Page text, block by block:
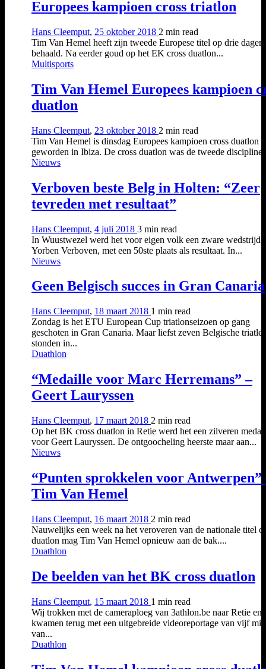
Europees kampioen cross triatlon
Hans Cleemput, 25 oktober 2018 2 min read
Tim Van Hemel heeft zijn tweede Europese titel op drie dagen
behaald. Na eerder goud op het EK cross duatlon...
Multisports
Tim Van Hemel Europees kampioen
duatlon
Hans Cleemput, 23 oktober 2018 2 min read
Tim Van Hemel is dinsdag Europees kampioen cross duatlon
geworden in Ibiza. De cross duatlon was de tweede discipline
Nieuws
Verboven beste Belg in Holten: “Zeer
tevreden met resultaat”
Hans Cleemput, 4 juli 2018 3 min read
In Wuustwezel werd het voor eigen volk een zware wedstrijd
Yorben Verboven, met een 50ste plaats als resultaat. In...
Nieuws
Geen Belgisch succes in Gran Canaria
Hans Cleemput, 18 maart 2018 1 min read
Zondag is het ETU European Cup triatlonseizoen op gang
geschoten in Gran Canaria. Maar liefst zeven Belgische
stonden in...
Duathlon
“Medaille voor Marc Herremans” –
Geert Lauryssen
Hans Cleemput, 17 maart 2018 2 min read
Op het BK cross duatlon in Retie werd het een zilveren
voor Geert Lauryssen. De ontgoocheling heerste maar aan...
Nieuws
“Punten sprokkelen voor Antwerpen”
Tim Van Hemel
Hans Cleemput, 16 maart 2018 2 min read
Nauwelijks een week na het veroveren van de nationale titel
duatlon mag Tim Van Hemel opnieuw aan de bak....
Duathlon
De beelden van het BK cross duatlon
Hans Cleemput, 15 maart 2018 1 min read
Wij trokken met de cameraploeg van 3athlon.be naar Retie en
kwamen terug met een uitgebreide videoreportage van vijf
van...
Duathlon